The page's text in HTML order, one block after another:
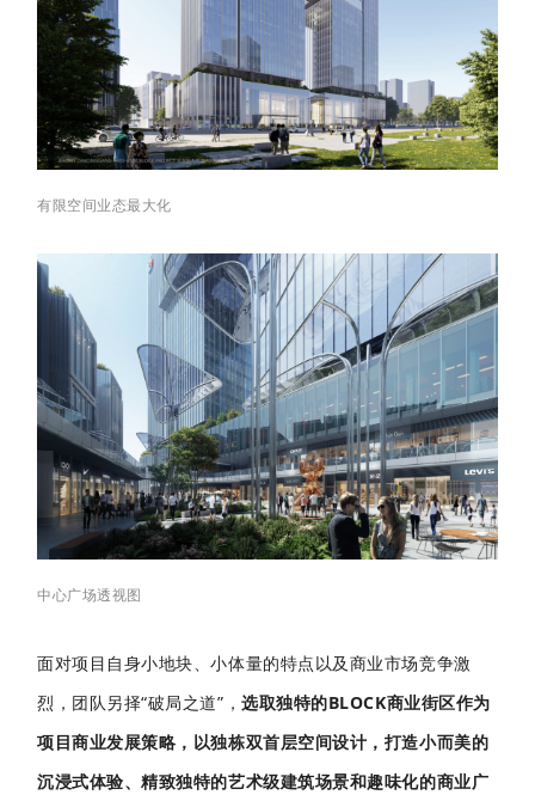
有限空间业态最大化
中心广场透视图
面对项目自身小地块、小体量的特点以及商业市场竞争激
烈，团队另择“破局之道”，选取独特的BLOCK商业街区作为
项目商业发展策略，以独栋双首层空间设计，打造小而美的
沉浸式体验、精致独特的艺术级建筑场景和趣味化的商业广